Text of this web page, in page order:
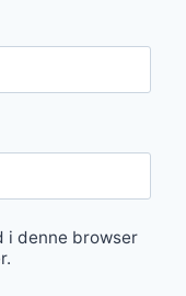
i denne browser